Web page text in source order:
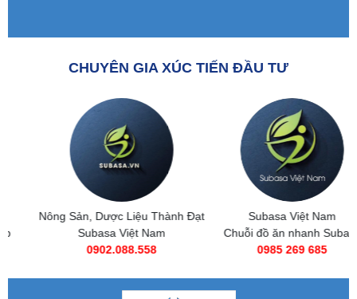
CHUYÊN GIA XÚC TIẾN ĐẦU TƯ
Nông Sản, Dược Liệu Thành Đạt
Subasa Việt Nam
0902.088.558
Subasa Việt Nam
Chuỗi đồ ăn nhanh Subasa
0985 269 685